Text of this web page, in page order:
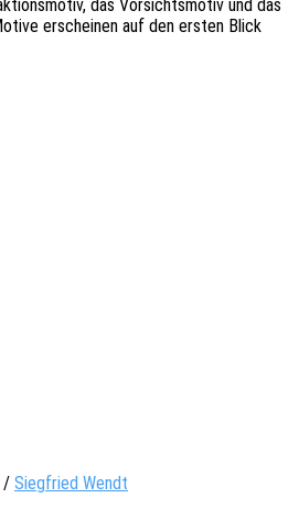
das Vorsichts­mo­tiv und das
erschei­nen auf den ersten Blick
/ Siegfried Wendt